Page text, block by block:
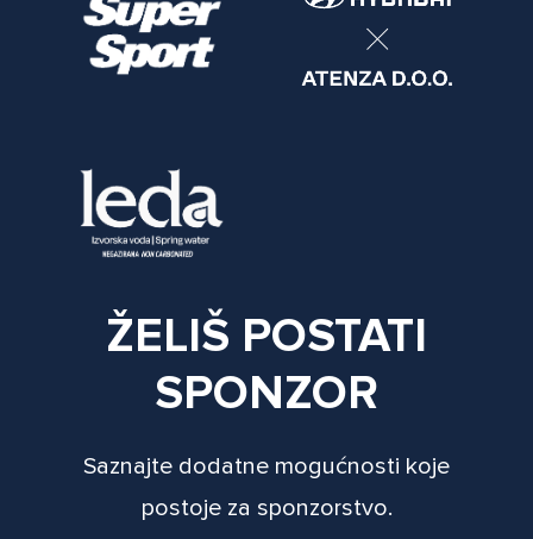
ŽELIŠ POSTATI
SPONZOR
Saznajte dodatne mogućnosti koje
postoje za sponzorstvo.